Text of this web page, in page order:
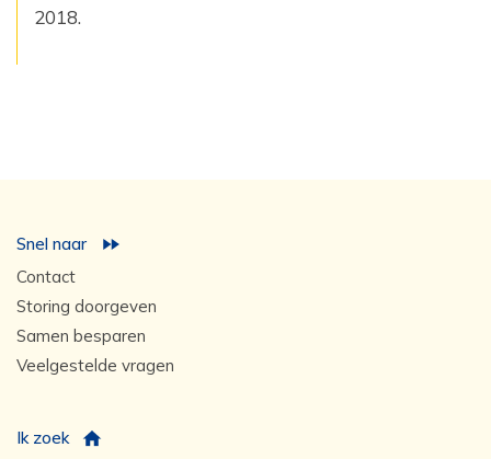
2018.
Snel naar
Contact
Storing doorgeven
Samen besparen
Veelgestelde vragen
Ik zoek